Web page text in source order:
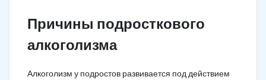
Причины подросткового
алкоголизма
Алкоголизм у подростов развивается под действием